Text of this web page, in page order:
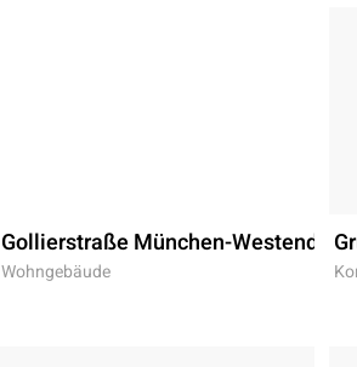
Gollierstraße München-Westend
Wohngebäude